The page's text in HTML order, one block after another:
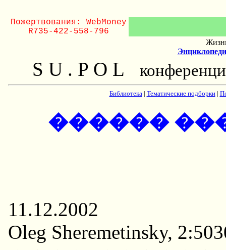
Пожертвования: WebMoney
R735-422-558-796
S U . P O L
Библиотека| Тематические подборки|
������
11.12.2002
Oleg Sheremetinsky,